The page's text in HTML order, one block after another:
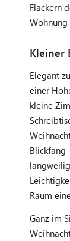
Flackern
Kleiner
Elegant
einer
kleine
Blickfang
Raum
Ganz im